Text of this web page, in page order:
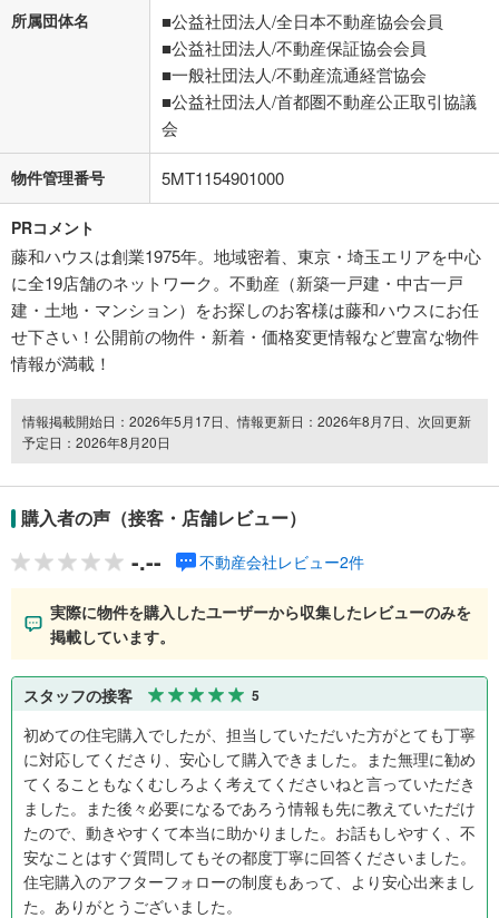
所属団体名
■公益社団法人/全日本不動産協会会員
■公益社団法人/不動産保証協会会員
■一般社団法人/不動産流通経営協会
■公益社団法人/首都圏不動産公正取引協議
会
物件管理番号 5MT1154901000
PRコメント
藤和ハウスは創業1975年。地域密着、東京・埼玉エリアを中心
に全19店舗のネットワーク。不動産（新築一戸建・中古一戸
建・土地・マンション）をお探しのお客様は藤和ハウスにお任
せ下さい！公開前の物件・新着・価格変更情報など豊富な物件
情報が満載！
情報掲載開始日：2026年5月17日、情報更新日：2026年8月7日、次回更新
予定日：2026年8月20日
購入者の声（接客・店舗レビュー）
-.-- 不動産会社レビュー2件
実際に物件を購入したユーザーから収集したレビューのみを
掲載しています。
スタッフの接客 5
初めての住宅購入でしたが、担当していただいた方がとても丁寧
に対応してくださり、安心して購入できました。また無理に勧め
てくることもなくむしろよく考えてくださいねと言っていただき
ました。また後々必要になるであろう情報も先に教えていただけ
たので、動きやすくて本当に助かりました。お話もしやすく、不
安なことはすぐ質問してもその都度丁寧に回答くださいました。
住宅購入のアフターフォローの制度もあって、より安心出来まし
た。ありがとうございました。